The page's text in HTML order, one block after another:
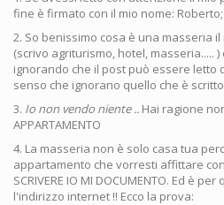
fine è firmato con il mio nome: Roberto;
2. So benissimo cosa è una masseria
(scrivo agriturismo, hotel, masseria.....
ignorando che il post può essere letto
senso che ignorano quello che è
3. Io non vendo niente .. Hai ragione
APPARTAMENTO
4. La masseria non è solo casa tua
appartamento che vorresti affittare
SCRIVERE IO MI DOCUMENTO. Ed è
l'indirizzo internet !! Ecco la prova: